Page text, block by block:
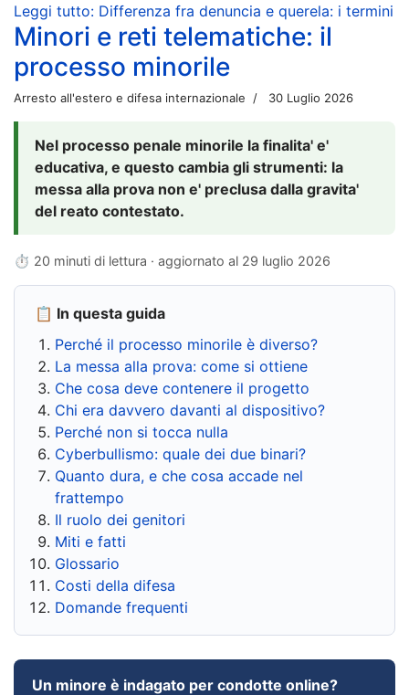
Leggi tutto: Differenza fra denuncia e querela: i termini
Minori e reti telematiche: il
processo minorile
Arresto all'estero e difesa internazionale 30 Luglio 2026
Nel processo penale minorile la finalita' e'
educativa, e questo cambia gli strumenti: la
messa alla prova non e' preclusa dalla gravita'
del reato contestato.
⏱ 20 minuti di lettura · aggiornato al 29 luglio 2026
📋 In questa guida
Perché il processo minorile è diverso?
La messa alla prova: come si ottiene
Che cosa deve contenere il progetto
Chi era davvero davanti al dispositivo?
Perché non si tocca nulla
Cyberbullismo: quale dei due binari?
Quanto dura, e che cosa accade nel
frattempo
Il ruolo dei genitori
Miti e fatti
Glossario
Costi della difesa
Domande frequenti
Un minore è indagato per condotte online?